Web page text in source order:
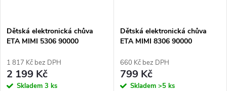
Dětská elektronická chůva
ETA MIMI 5306 90000
1 817 Kč bez DPH
2 199 Kč
Skladem 3 ks
Dětská elektronická chůva
ETA MIMI 8306 90000
660 Kč bez DPH
799 Kč
Skladem >5 ks